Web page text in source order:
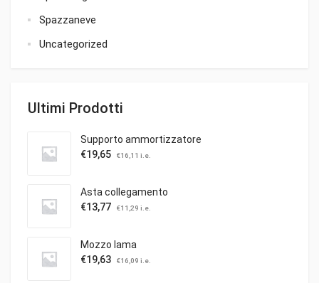
Spazzaneve
Uncategorized
Ultimi Prodotti
Supporto ammortizzatore
€19,65 €16,11 i.e.
Asta collegamento
€13,77 €11,29 i.e.
Mozzo lama
€19,63 €16,09 i.e.